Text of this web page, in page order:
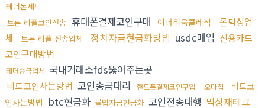
테더돈세탁
트론 리플코인전송 휴대폰결제코인구매 이더리움클레식
돈믹싱업
체
트론 리플 전송업체 정치자금현금화방법 usdc매입 신용카드
코인구매방법
테더송금업체 국내거래소fds뚫어주는곳
비트코인사는방법 코인송금대리 핸드폰결제코인구입 오다집
비트코
인사는방법 btc현금화 불법자금현금화 코인전송대행 믹싱재테크